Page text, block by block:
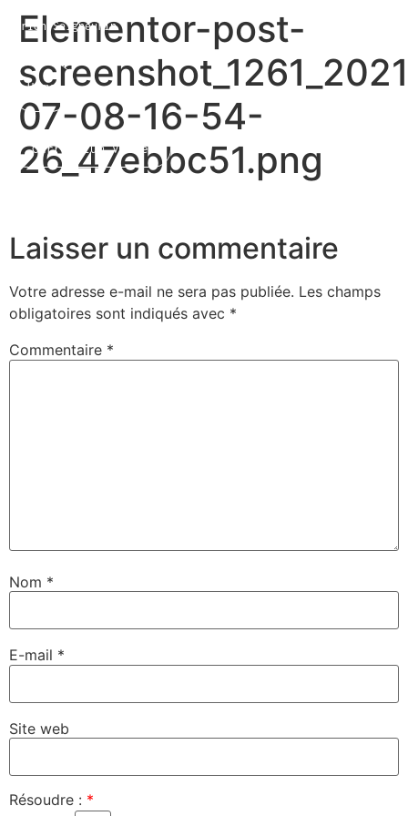
Marion Seigneurin​
Home
Curriculum Vitae
Elementor-post-
07-08-16-54-
26_47ebbc51.png
Laisser un commentaire
Votre adresse e-mail ne sera pas publiée. Les champs
obligatoires sont indiqués avec *
Commentaire *
Nom *
E-mail *
Site web
Résoudre : *